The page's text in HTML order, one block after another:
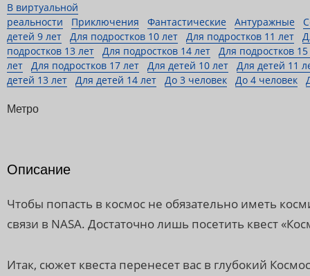
В виртуальной
реальности
Приключения Фантастические Антуражные
детей 9 лет
Для подростков 10 лет Для подростков 11 лет
подростков 13 лет
Для подростков 14 лет
Для подростков 15
лет
Для подростков 17 лет Для детей 10 лет
Для детей 11
детей 13 лет
Для детей 14 лет До 3 человек До 4 человек
Метро
Описание
Чтобы попасть в космос не обязательно иметь
связи в NASA. Достаточно лишь посетить квест
Итак, сюжет квеста перенесет вас в глубокий